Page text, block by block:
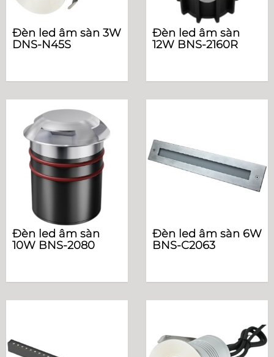
Đèn led âm sàn 3W
DNS-N45S
Đèn led âm sàn
12W BNS-2160R
Đèn led âm sàn
10W BNS-2080
Đèn led âm sàn 6W
BNS-C2063